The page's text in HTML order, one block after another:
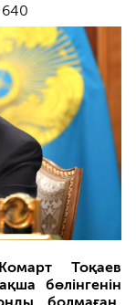
640
Тоқаев
бөлінгенін